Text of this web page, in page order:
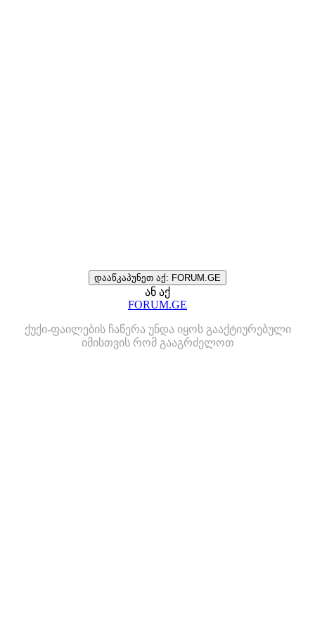
დააწკაპუნეთ აქ: FORUM.GE
ან აქ
FORUM.GE
ქუქი-ფაილების ჩაწერა უნდა იყოს გააქტიურებული
იმისთვის რომ გააგრძელოთ